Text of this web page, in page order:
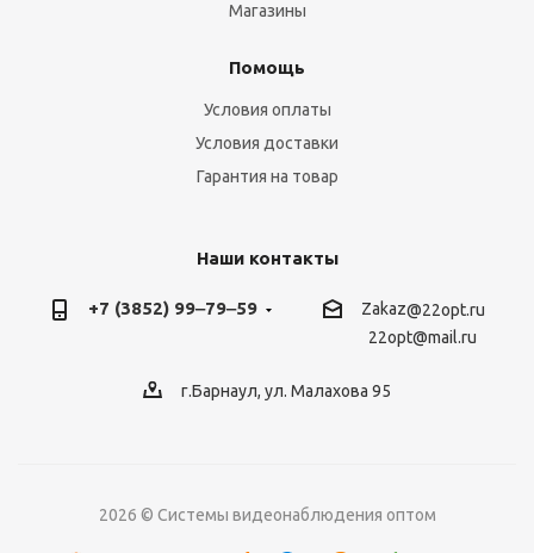
Магазины
Помощь
Условия оплаты
Условия доставки
Гарантия на товар
Наши контакты
+7 (3852) 99‒79‒59 Zakaz@22opt.ru
22opt@mail.ru
г.Барнаул, ул. Малахова 95
2026 © Системы видеонаблюдения оптом